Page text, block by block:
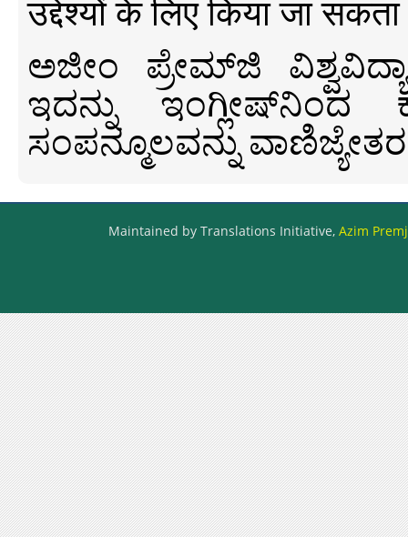
उद्देश्यों के लिए किया जा
ಅಜೀಂ ಪ್ರೇಮ್‍ಜಿ
ಇದನ್ನು ಇಂಗ್ಲೀಷ್‍ನಿಂದ
ಸಂಪನ್ಮೂಲವನ್ನು
Maintained by Translations Initiative, Azim